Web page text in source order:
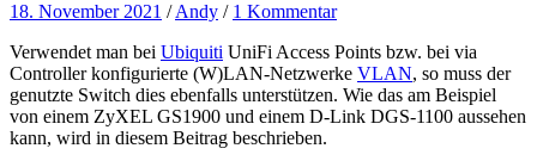
18. November 2021 /Andy / 1 Kommentar
Verwendet man bei Ubiquiti UniFi Access Points bzw. bei via
Controller konfigurierte (W)LAN-Netzwerke VLAN, so muss der
genutzte Switch dies ebenfalls unterstützen. Wie das am Beispiel
von einem ZyXEL GS1900 und einem D-Link DGS-1100 aussehen
kann, wird in diesem Beitrag beschrieben.